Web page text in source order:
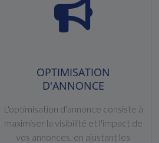
OPTIMISATION
D'ANNONCE
L'optimisation d'annonce consiste à
maximiser la visibilité et l'impact de
vos annonces, en ajustant les